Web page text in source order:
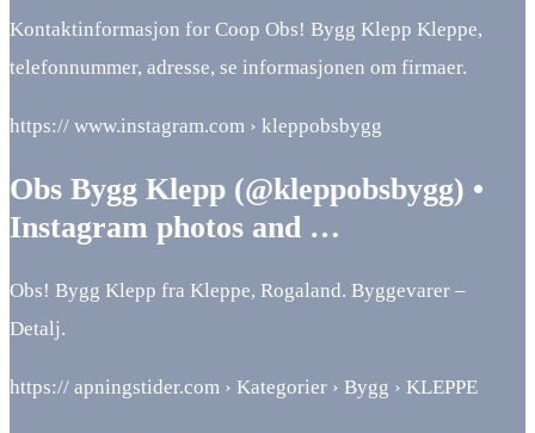
Kontaktinformasjon for Coop Obs! Bygg Klepp Kleppe,
telefonnummer, adresse, se informasjonen om firmaer.
https:// www.instagram.com › kleppobsbygg
Obs Bygg Klepp (@kleppobsbygg) •
Instagram photos and …
Obs! Bygg Klepp fra Kleppe, Rogaland. Byggevarer –
Detalj.
https:// apningstider.com › Kategorier › Bygg › KLEPPE